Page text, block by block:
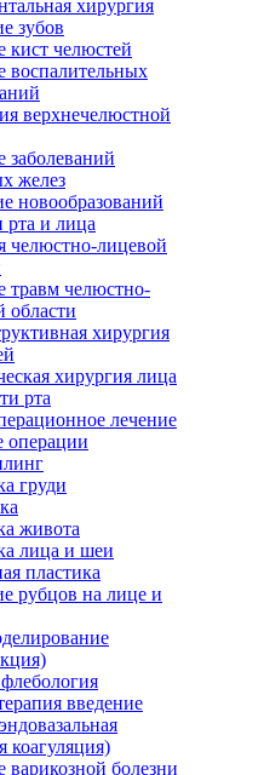
хирургия
зубов
кист челюстей
воспалительных
верхнечелюстной
заболеваний
желез
новообразований
рта и лица
челюстно-лицевой
травм челюстно-
области
хирургия
хирургия лица
рта
лечение
операции
груди
живота
лица и шеи
пластика
рубцов на лице и
введение
коагуляция)
варикозной болезни